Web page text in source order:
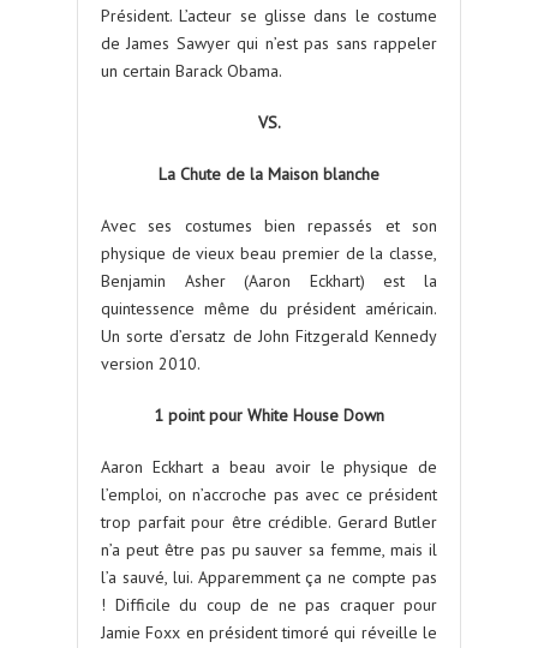
Président. L’acteur se glisse dans le costume
de James Sawyer qui n’est pas sans rappeler
un certain Barack Obama.
VS.
La Chute de la Maison blanche
Avec ses costumes bien repassés et son
physique de vieux beau premier de la classe,
Benjamin Asher (Aaron Eckhart) est la
quintessence même du président américain.
Un sorte d’ersatz de John Fitzgerald Kennedy
version 2010.
1 point pour White House Down
Aaron Eckhart a beau avoir le physique de
l’emploi, on n’accroche pas avec ce président
trop parfait pour être crédible. Gerard Butler
n’a peut être pas pu sauver sa femme, mais il
l’a sauvé, lui. Apparemment ça ne compte pas
! Difficile du coup de ne pas craquer pour
Jamie Foxx en président timoré qui réveille le